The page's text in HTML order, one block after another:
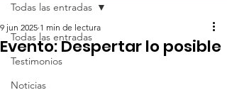
Todas las entradas
Testimonios
Noticias
Todas las entradas
Evento: Despertar lo posible
9 jun 2025 1 min de lectura